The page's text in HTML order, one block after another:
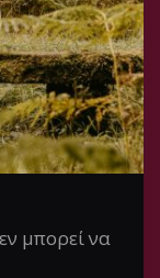
μπορεί να